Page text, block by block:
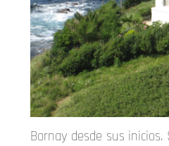
Bornay desde sus